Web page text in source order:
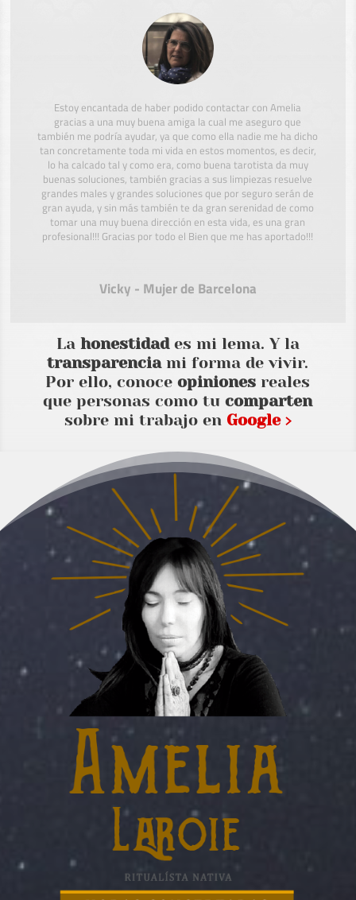
Estoy encantada de haber podido contactar con Amelia
gracias a una muy buena amiga la cual me aseguro que
también me podría ayudar, ya que como ella nadie me ha dicho
tan concretamente toda mi vida en estos momentos, es decir,
lo ha calcado tal y como era, como buena tarotista da muy
buenas soluciones, también gracias a sus limpiezas resuelve
grandes males y grandes soluciones que por seguro serán de
gran ayuda, y sin más también te da gran serenidad de como
tomar una muy buena dirección en esta vida, es una gran
profesional!!! Gracias por todo el Bien que me has aportado!!!
Vicky - Mujer de Barcelona
La honestidades mi lema. Y la
transparenciami forma de vivir.
Por ello, conoceopiniones reales
que personas como tucomparten
sobre mi trabajo en Google ›